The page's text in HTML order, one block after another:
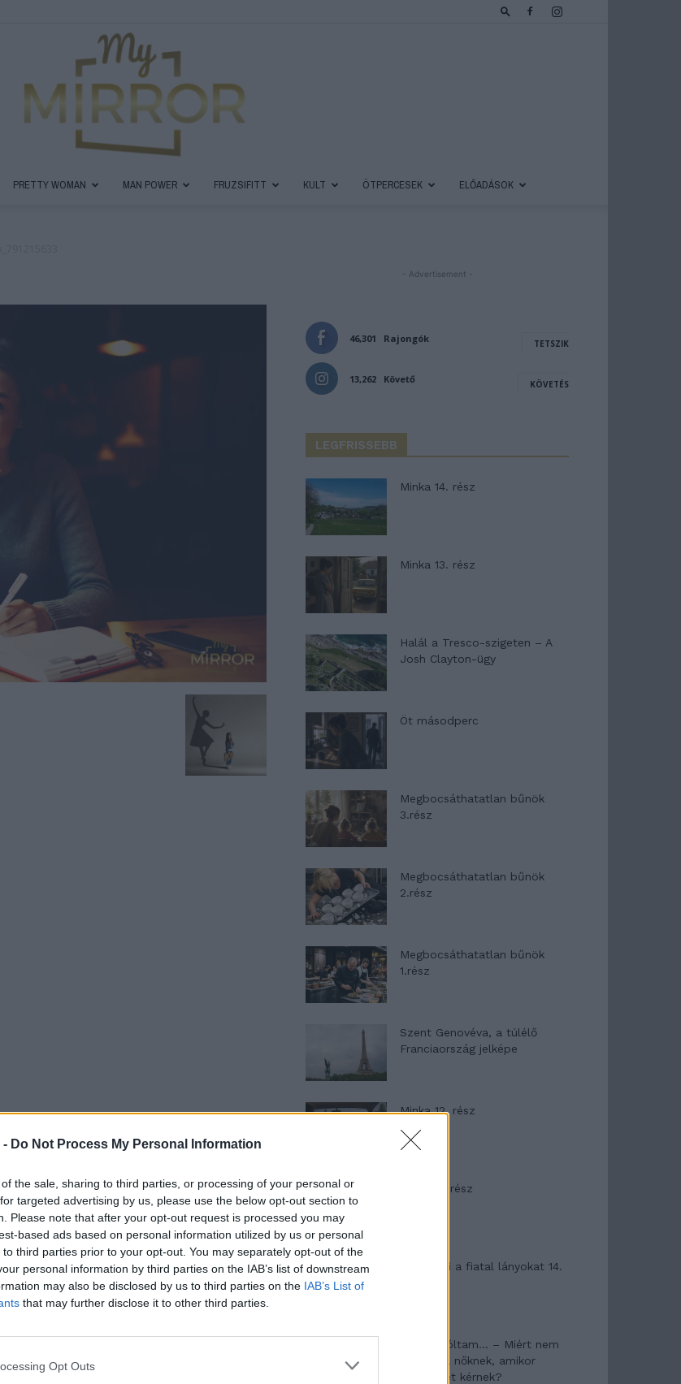
- Do Not Process My Personal Information
the sale, sharing to third parties, or processing of your personal or
targeted advertising by us, please use the below opt-out section to
Please note that after your opt-out request is processed you may
based ads based on personal information utilized by us or personal
third parties prior to your opt-out. You may separately opt-out of the
personal information by third parties on the IAB’s list of downstream
may also be disclosed by us to third parties on the IAB’s List of
that may further disclose it to other third parties.
Opt Outs
PRETTY WOMAN MAN POWER FRUZSIFITT KULT ÖTPERCESEK ELŐADÁSOK
- Advertisement -
46,301 Rajongók TETSZIK
13,262 Követő KÖVETÉS
LEGFRISSEBB
Minka 14. rész
Minka 13. rész
Halál a Tresco-szigeten – A
Josh Clayton-ügy
Öt másodperc
Megbocsáthatatlan bűnök
3.rész
Megbocsáthatatlan bűnök
2.rész
Megbocsáthatatlan bűnök
1.rész
Szent Genovéva, a túlélő
Franciaország jelképe
Minka 12. rész
Minka 11. rész
T. szereti a fiatal lányokat 14.
Pedig szóltam… – Miért nem
hiszünk a nőknek, amikor
segítséget kérnek?